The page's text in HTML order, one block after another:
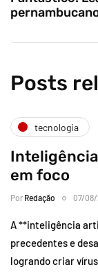
Posts
tecnologia
em foco
Por Redação 07/
A **inteligência
precedentes e
logrando criar